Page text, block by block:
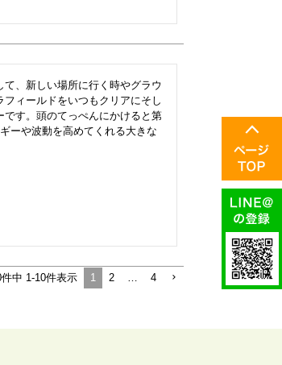
、新しい場所に行く時やグラウ
ィールドをいつもクリアにそし
す。頭のてっぺんにかけると第
ーや波動を高めてくれる大きな
件中 1 -10件表示 1 2 4